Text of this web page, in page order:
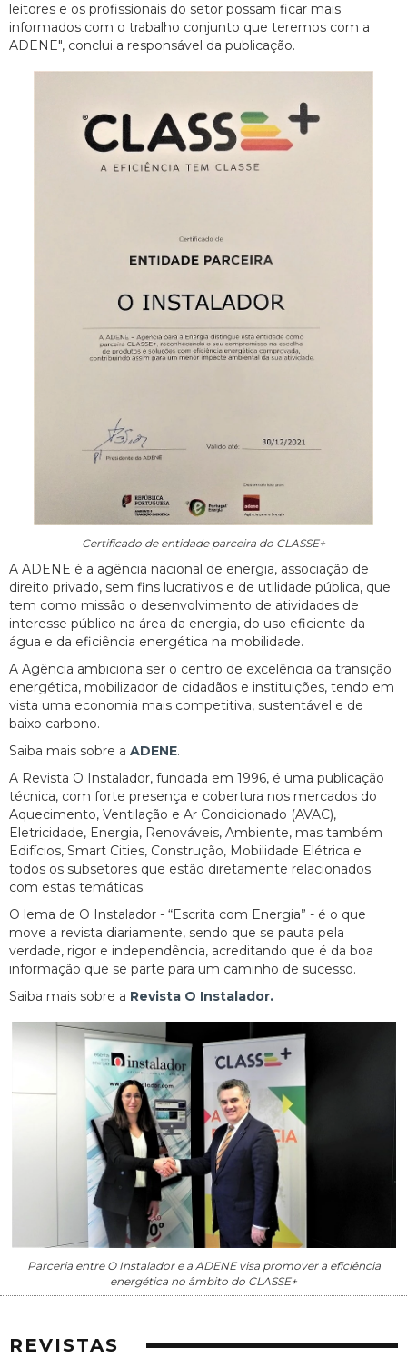
leitores e os profissionais do setor possam ficar mais
informados com o trabalho conjunto que teremos com a
ADENE", conclui a responsável da publicação.
Certificado de entidade parceira do CLASSE+
A ADENE é a agência nacional de energia, associação de
direito privado, sem fins lucrativos e de utilidade pública, que
tem como missão o desenvolvimento de atividades de
interesse público na área da energia, do uso eficiente da
água e da eficiência energética na mobilidade.
A Agência ambiciona ser o centro de excelência da transição
energética, mobilizador de cidadãos e instituições, tendo em
vista uma economia mais competitiva, sustentável e de
baixo carbono.
Saiba mais sobre a ADENE.
A Revista O Instalador, fundada em 1996, é uma publicação
técnica, com forte presença e cobertura nos mercados do
Aquecimento, Ventilação e Ar Condicionado (AVAC),
Eletricidade, Energia, Renováveis, Ambiente, mas também
Edifícios, Smart Cities, Construção, Mobilidade Elétrica e
todos os subsetores que estão diretamente relacionados
com estas temáticas.
O lema de O Instalador - “Escrita com Energia” - é o que
move a revista diariamente, sendo que se pauta pela
verdade, rigor e independência, acreditando que é da boa
informação que se parte para um caminho de sucesso.
Saiba mais sobre a Revista O Instalador.
Parceria entre O Instalador e a ADENE visa promover a eficiência
energética no âmbito do CLASSE+
REVISTAS